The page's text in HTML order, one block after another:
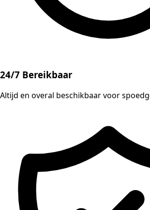
24/7 Bereikbaar
Altijd en overal beschikbaar voor